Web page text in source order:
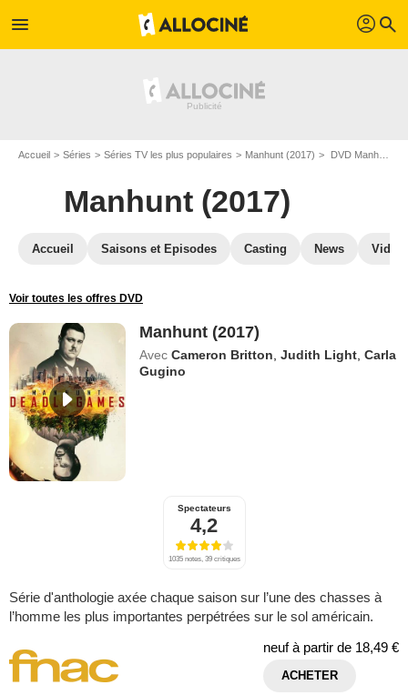
menu profil search
Accueil Séries Séries TV les plus populaires Manhunt (2017) DVD Manhunt (2017)
Manhunt (2017)
Accueil Saisons et Episodes Casting News
Voir toutes les offres DVD
Manhunt (2017)
Avec Cameron Britton ,Judith Light ,Carla
Gugino
Spectateurs
4,2
1035 notes, 39 critiques
Série d'anthologie axée chaque saison sur l’une des chasses à
l’homme les plus importantes perpétrées sur le sol américain.
neuf à partir de 18,49 €
ACHETER